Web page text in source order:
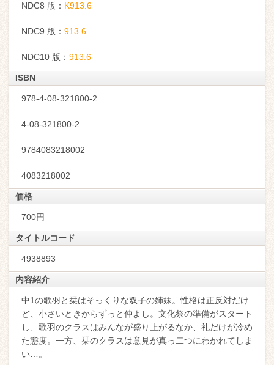
NDC8 版： K913.6
NDC9 版： 913.6
NDC10 版： 913.6
ISBN
978-4-08-321800-2
4-08-321800-2
9784083218002
4083218002
価格
700円
タイトルコード
4938893
内容紹介
中1の歌羽と栞はそっくりな双子の姉妹。性格は正反対だけ
ど、小さいときからずっと仲よし。文化祭の準備がスタート
し、歌羽のクラスはみんなが盛り上がるなか、礼だけが冷め
た態度。一方、栞のクラスは意見が真っ二つにわかれてしま
い…。